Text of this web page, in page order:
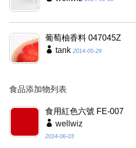
葡萄柚香料 047045Z
tank 2014-05-29
食品添加物列表
食用紅色六號 FE-007
wellwiz
2014-06-03